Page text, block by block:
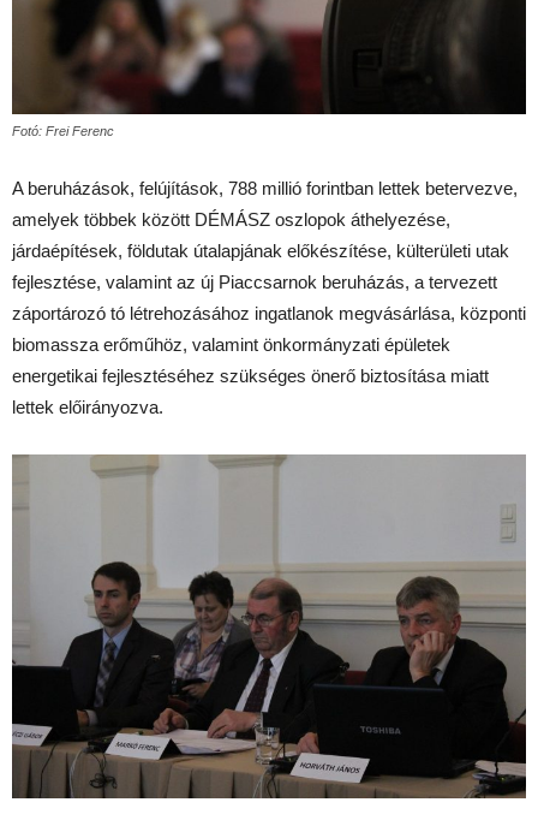
Fotó: Frei Ferenc
A beruházások, felújítások, 788 millió forintban lettek betervezve,
amelyek többek között DÉMÁSZ oszlopok áthelyezése,
járdaépítések, földutak útalapjának előkészítése, külterületi utak
fejlesztése, valamint az új Piaccsarnok beruházás, a tervezett
záportározó tó létrehozásához ingatlanok megvásárlása, központi
biomassza erőműhöz, valamint önkormányzati épületek
energetikai fejlesztéséhez szükséges önerő biztosítása miatt
lettek előirányozva.